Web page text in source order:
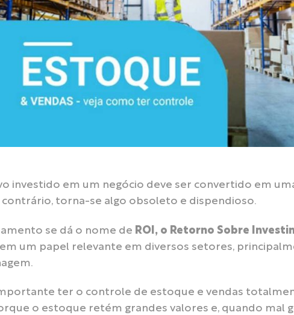
investido em um negócio deve ser convertido em
contrário, torna-se algo obsoleto e dispendioso.
se dá o nome de ROI, o Retorno Sobre
um papel relevante em diversos setores,
ter o controle de estoque e vendas
o estoque retém grandes valores e, quando mal